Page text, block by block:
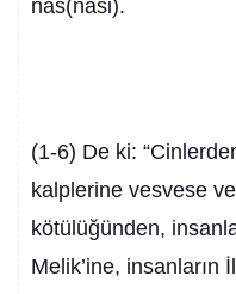
nâs(nâsi).
(1-6) De ki:
kalplerine vesvese
kötülüğünden,
Melik’ine, insanların